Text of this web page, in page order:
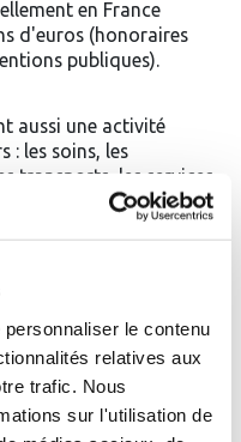
le contenu
relatives aux
trafic. Nous
sur l'utilisation de
en France
d'euros (honoraires
publiques).
aussi une activité
: les soins, les
transports, les services.
cette activité et
sur les budgets
millions d’euros par
de 120 euros par cure :